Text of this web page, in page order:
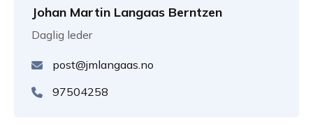
Johan Martin Langaas Berntzen
Daglig leder
post@jmlangaas.no
97504258